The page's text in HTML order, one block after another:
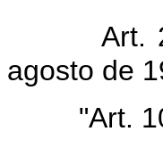
Art.
agosto de
"Art.